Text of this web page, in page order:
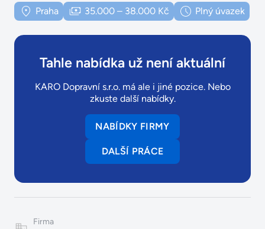
Praha 35.000 – 38.000 Kč Plný úvazek
Tahle nabídka už není aktuální
KARO Dopravní s.r.o. má ale i jiné pozice. Nebo
zkuste další nabídky.
NABÍDKY FIRMY
DALŠÍ PRÁCE
Firma